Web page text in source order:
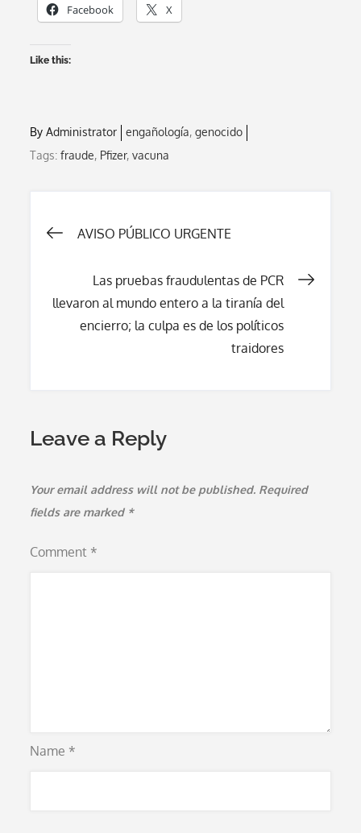
Facebook X
Like this:
ByAdministrator engañología genocido
Tags:fraude, Pfizer,vacuna
Post
navigation
AVISO PÚBLICO URGENTE
Las pruebas fraudulentas de PCR
llevaron al mundo entero a la tiranía del
encierro; la culpa es de los políticos
traidores
Leave a Reply
Your email address will not be published. Required
fields are marked *
Comment *
Name *